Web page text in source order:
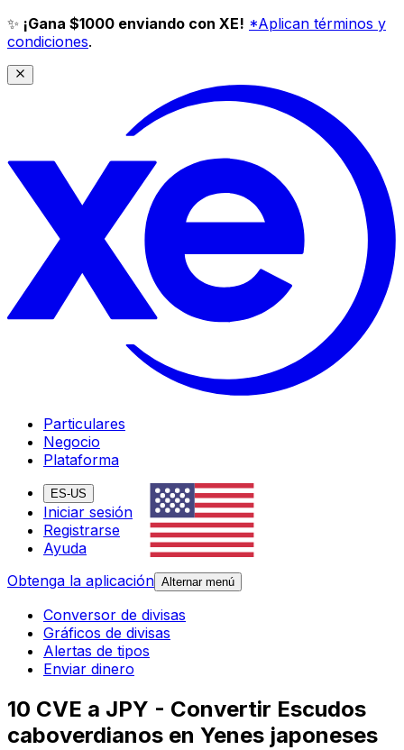
✨ ¡Gana $1000 enviando con XE! *Aplican términos y
condiciones.
Particulares
Negocio
Plataforma
ES-US
Iniciar sesión
Registrarse
Ayuda
Obtenga la aplicación Alternar menú
Conversor de divisas
Gráficos de divisas
Alertas de tipos
Enviar dinero
10 CVE a JPY - Convertir Escudos
caboverdianos en Yenes japoneses